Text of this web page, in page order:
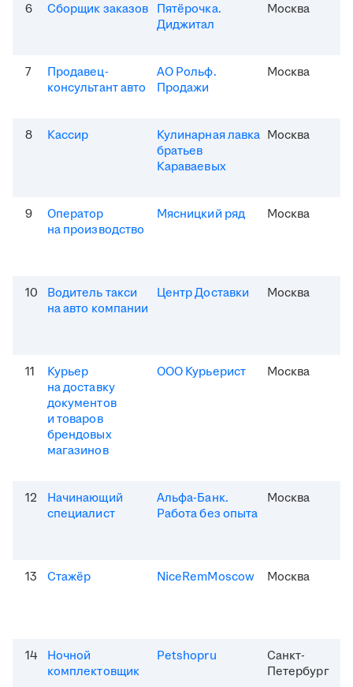
6 Сборщик заказов Пятёрочка.
Диджитал
Москва
7
Продавец-
консультант авто
АО Рольф.
Продажи
Москва
8 Кассир
Кулинарная лавка
братьев
Караваевых
Москва
9
Оператор
на производство
Мясницкий ряд Москва
10
Водитель такси
на авто компании
Центр Доставки Москва
11
Курьер
на доставку
документов
и товаров
брендовых
магазинов
ООО Курьерист Москва
12
Начинающий
специалист
Альфа-Банк.
Работа без опыта
Москва
13 Стажёр NiceRemMoscow Москва
14
Ночной
комплектовщик
Petshopru
Санкт-
Петербург